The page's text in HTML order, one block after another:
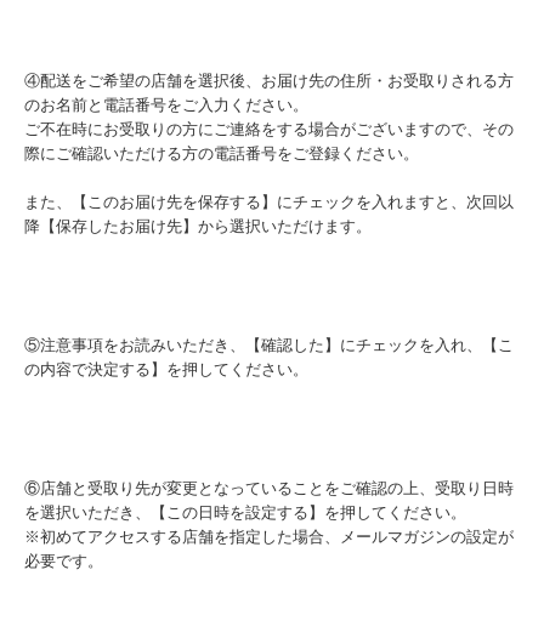
④配送をご希望の店舗を選択後、お届け先の住所・お受取りされる方
のお名前と電話番号をご入力ください。
ご不在時にお受取りの方にご連絡をする場合がございますので、その
際にご確認いただける方の電話番号をご登録ください。
また、【このお届け先を保存する】にチェックを入れますと、次回以
降【保存したお届け先】から選択いただけます。
⑤注意事項をお読みいただき、【確認した】にチェックを入れ、【こ
の内容で決定する】を押してください。
⑥店舗と受取り先が変更となっていることをご確認の上、受取り日時
を選択いただき、【この日時を設定する】を押してください。
※初めてアクセスする店舗を指定した場合、メールマガジンの設定が
必要です。